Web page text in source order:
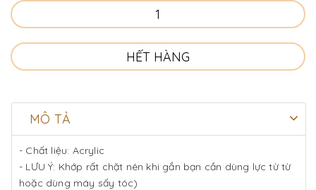
HẾT HÀNG
MÔ TẢ
- Chất liệu: Acrylic
- LƯU Ý: Khớp rất chặt nên khi gắn bạn cần dùng lực từ từ
hoặc dùng máy sấy tóc)